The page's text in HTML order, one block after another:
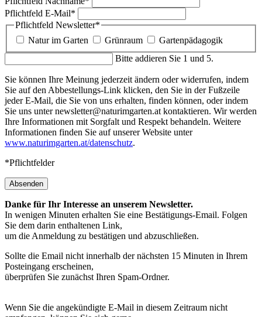
Pflichtfeld E-Mail*
Pflichtfeld Newsletter*
Natur im Garten
Grünraum
Gartenpädagogik
Bitte addieren Sie 1 und 5.
Sie können Ihre Meinung jederzeit ändern oder widerrufen, indem
Sie auf den Abbestellungs-Link klicken, den Sie in der Fußzeile
jeder E-Mail, die Sie von uns erhalten, finden können, oder indem
Sie uns unter newsletter@naturimgarten.at kontaktieren. Wir werden
Ihre Informationen mit Sorgfalt und Respekt behandeln. Weitere
Informationen finden Sie auf unserer Website unter
www.naturimgarten.at/datenschutz.
*Pflichtfelder
Absenden
Danke für Ihr Interesse an unserem Newsletter.
In wenigen Minuten erhalten Sie eine Bestätigungs-Email. Folgen
Sie dem darin enthaltenen Link,
um die Anmeldung zu bestätigen und abzuschließen.
Sollte die Email nicht innerhalb der nächsten 15 Minuten in Ihrem
Posteingang erscheinen,
überprüfen Sie zunächst Ihren Spam-Ordner.
Wenn Sie die angekündigte E-Mail in diesem Zeitraum nicht